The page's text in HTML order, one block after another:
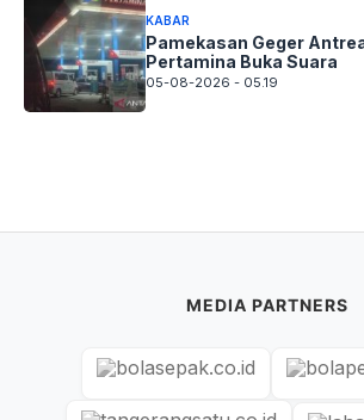
KABAR
Pamekasan Geger
Pertamina Buka Suara
05-08-2026 - 05.19
MEDIA PARTNERS